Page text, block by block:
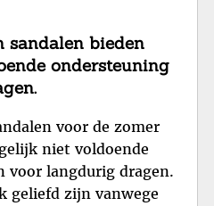
sandalen bieden
ondersteuning
voor de zomer
niet voldoende
voor langdurig dragen.
geliefd zijn vanwege